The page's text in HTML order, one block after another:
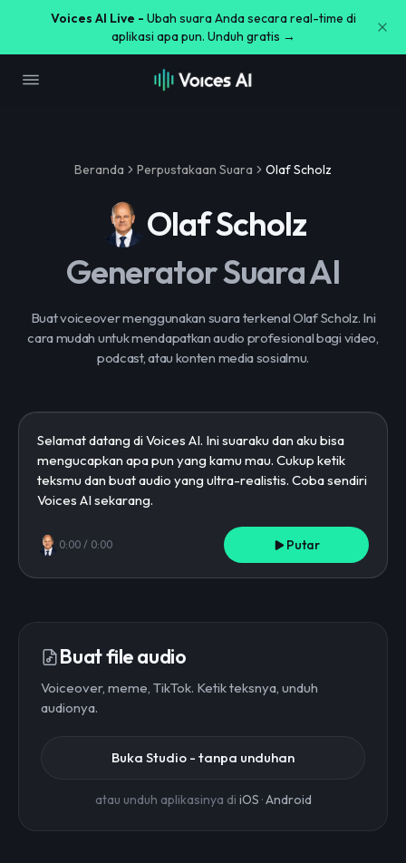
Voices AI Live - Ubah suara Anda secara real-time di
aplikasi apa pun. Unduh gratis →
Beranda Perpustakaan Suara Olaf Scholz
Olaf Scholz
Generator Suara AI
Buat voiceover menggunakan suara terkenal Olaf Scholz. Ini
cara mudah untuk mendapatkan audio profesional bagi video,
podcast, atau konten media sosialmu.
0:00 / 0:00 Putar
Buat file audio
Voiceover, meme, TikTok. Ketik teksnya, unduh
audionya.
Buka Studio - tanpa unduhan
atau unduh aplikasinya di iOS ·Android